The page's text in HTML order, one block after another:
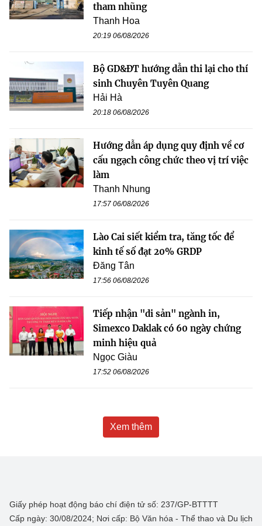
tham nhũng
Thanh Hoa
20:19 06/08/2026
Bộ GD&ĐT hướng dẫn thi lại cho thí
sinh Chuyên Tuyên Quang
Hải Hà
20:18 06/08/2026
Hướng dẫn áp dụng quy định về cơ
cấu ngạch công chức theo vị trí việc
làm
Thanh Nhung
17:57 06/08/2026
Lào Cai siết kiểm tra, tăng tốc để
kinh tế số đạt 20% GRDP
Đăng Tân
17:56 06/08/2026
Tiếp nhận "di sản" ngành in,
Simexco Daklak có 60 ngày chứng
minh hiệu quả
Ngọc Giàu
17:52 06/08/2026
Xem thêm
Giấy phép hoạt động báo chí điện tử số: 237/GP-BTTTT
Cấp ngày: 30/08/2024; Nơi cấp: Bộ Văn hóa - Thể thao và Du lịch